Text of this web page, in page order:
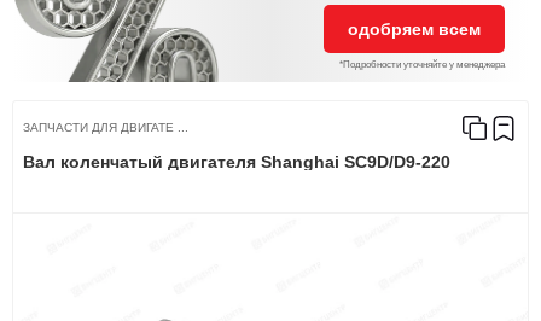
одобряем всем
*Подробности уточняйте у менеджера
ЗАПЧАСТИ ДЛЯ ДВИГАТЕ ...
Вал коленчатый двигателя Shanghai SC9D/D9-220